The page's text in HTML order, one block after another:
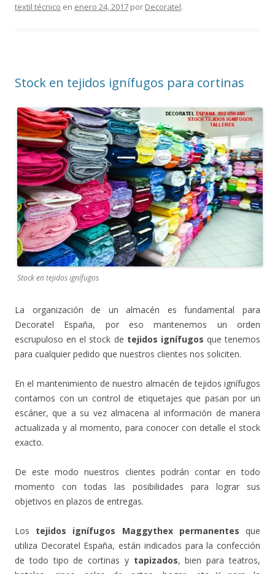
textil técnico en enero 24, 2017 por Decoratel.
Stock en tejidos ignífugos para cortinas
Stock en tejidos ignífugos
La organización de un almacén es fundamental para
Decoratel España, por eso mantenemos un orden
escrupuloso en el stock de tejidos ignífugos que tenemos
para cualquier pedido que nuestros clientes nos soliciten.
En el mantenimiento de nuestro almacén de tejidos ignífugos
contamos con un control de etiquetajes que pasan por un
escáner, que a su vez almacena al información de manera
actualizada y al momento, para conocer con detalle el stock
exacto.
De este modo nuestros clientes podrán contar en todo
momento con todas las posibilidades para lograr sus
objetivos en plazos de entregas.
Los tejidos ignífugos Maggythex permanentes que
utiliza Decoratel España, están indicados para la confección
de todo tipo de cortinas y tapizados, bien para teatros,